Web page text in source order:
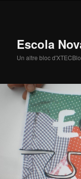
Escola
Un altre bloc